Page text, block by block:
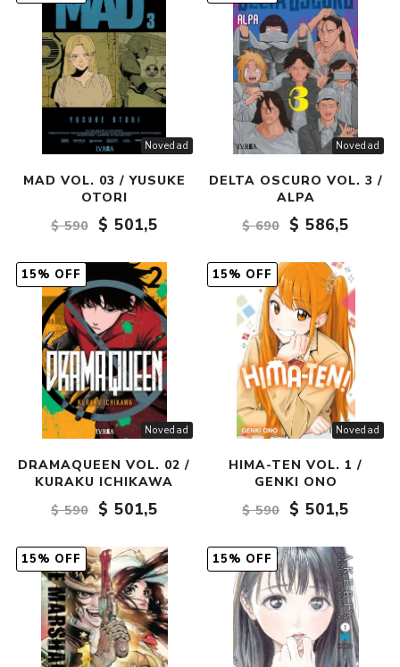
Novedad
MAD VOL. 03 / YUSUKE
OTORI
$ 590
$ 501,5
Novedad
DELTA OSCURO VOL. 3 /
ALPA
$ 690
$ 586,5
Novedad
15% OFF
DRAMAQUEEN VOL. 02 /
KURAKU ICHIKAWA
$ 590
$ 501,5
Novedad
15% OFF
HIMA-TEN VOL. 1 /
GENKI ONO
$ 590
$ 501,5
15% OFF 15% OFF